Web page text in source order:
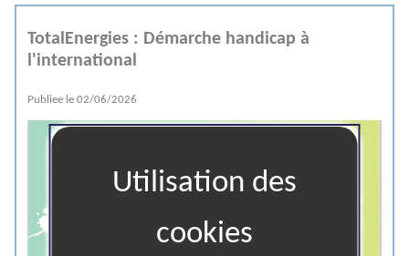
TotalEnergies : Démarche handicap à
l'international
Publiee le 02/06/2026